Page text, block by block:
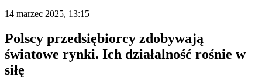
14 marzec 2025, 13:15
Polscy przedsiębiorcy zdobywają
światowe rynki. Ich działalność rośnie w
siłę